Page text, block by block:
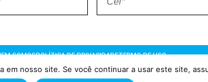
SOMOSPOLÍTICA DE PRIVACIDADETERMO DE USO
em nosso site. Se você continuar a usar este site,